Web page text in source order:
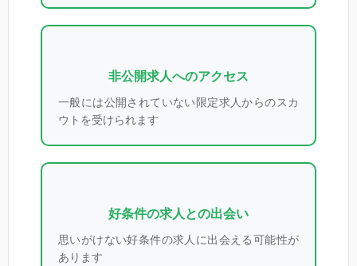
非公開求人へのアクセス
一般には公開されていない限定求人からのスカ
ウトを受けられます
好条件の求人との出会い
思いがけない好条件の求人に出会える可能性が
あります